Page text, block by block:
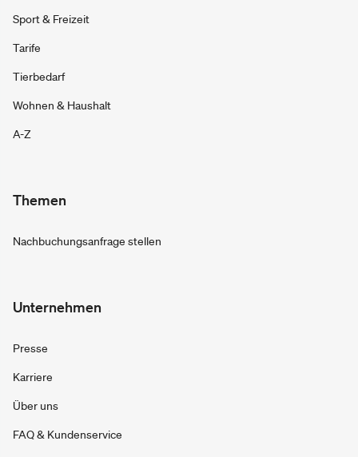
Sport & Freizeit
Tarife
Tierbedarf
Wohnen & Haushalt
A-Z
Themen
Nachbuchungsanfrage stellen
Unternehmen
Presse
Karriere
Über uns
FAQ & Kundenservice